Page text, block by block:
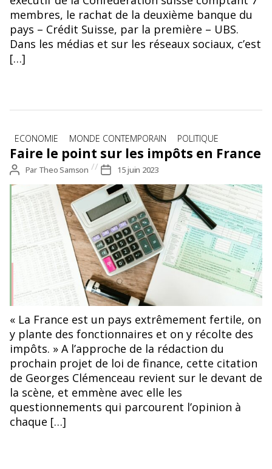
membres, le rachat de la deuxième banque du
pays – Crédit Suisse, par la première – UBS.
Dans les médias et sur les réseaux sociaux, c’est
[…]
Catégories
ECONOMIE MONDE CONTEMPORAIN POLITIQUE
Faire le point sur les impôts en France
Auteur
de
l’article
Par Theo Samson
Date
de
l’article
15 juin 2023
« La France est un pays extrêmement fertile, on
y plante des fonctionnaires et on y récolte des
impôts. » A l’approche de la rédaction du
prochain projet de loi de finance, cette citation
de Georges Clémenceau revient sur le devant de
la scène, et emmène avec elle les
questionnements qui parcourent l’opinion à
chaque […]